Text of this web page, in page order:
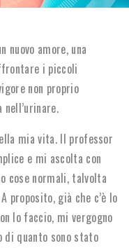
nuovo amore, una
i piccoli
non proprio
mia vita. Il professor
e mi ascolta con
cose normali, talvolta
proposito, già che c’è lo
lo faccio, mi vergogno
di quanto sono stato